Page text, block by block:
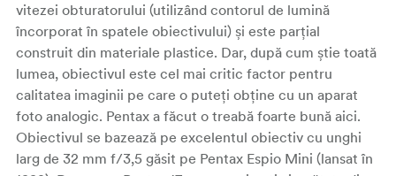
vitezei obturatorului (utilizând contorul de lumină
încorporat în spatele obiectivului) și este parțial
construit din materiale plastice. Dar, după cum știe toată
lumea, obiectivul este cel mai critic factor pentru
calitatea imaginii pe care o puteți obține cu un aparat
foto analogic. Pentax a făcut o treabă foarte bună aici.
Obiectivul se bazează pe excelentul obiectiv cu unghi
larg de 32 mm f/3,5 găsit pe Pentax Espio Mini (lansat în